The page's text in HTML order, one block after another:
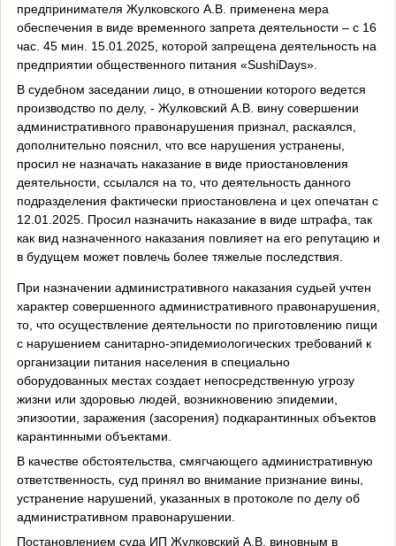
предпринимателя Жулковского А.В. применена мера
обеспечения в виде временного запрета деятельности – с 16
час. 45 мин. 15.01.2025, которой запрещена деятельность на
предприятии общественного питания «SushiDays».
В судебном заседании лицо, в отношении которого ведется
производство по делу, - Жулковский А.В. вину совершении
административного правонарушения признал, раскаялся,
дополнительно пояснил, что все нарушения устранены,
просил не назначать наказание в виде приостановления
деятельности, ссылался на то, что деятельность данного
подразделения фактически приостановлена и цех опечатан с
12.01.2025. Просил назначить наказание в виде штрафа, так
как вид назначенного наказания повлияет на его репутацию и
в будущем может повлечь более тяжелые последствия.
При назначении административного наказания судьей учтен
характер совершенного административного правонарушения,
то, что осуществление деятельности по приготовлению пищи
с нарушением санитарно-эпидемиологических требований к
организации питания населения в специально
оборудованных местах создает непосредственную угрозу
жизни или здоровью людей, возникновению эпидемии,
эпизоотии, заражения (засорения) подкарантинных объектов
карантинными объектами.
В качестве обстоятельства, смягчающего административную
ответственность, суд принял во внимание признание вины,
устранение нарушений, указанных в протоколе по делу об
административном правонарушении.
Постановлением суда ИП Жулковский А.В. виновным в